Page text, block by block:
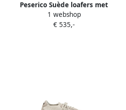
Peserico Suède loafers met
imitatiebont Bruin
1 webshop
€ 535,-